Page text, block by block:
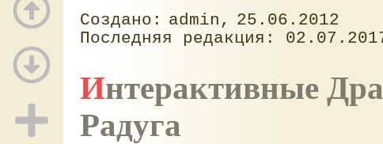
admin
25.06.2012
Интерактивные Дракончик Спайк и пони
Радуга